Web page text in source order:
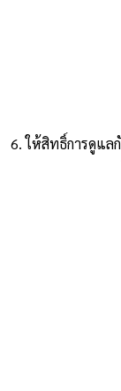
6. ให้สิทธิ์การดูแล